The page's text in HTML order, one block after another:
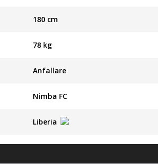
180cm
78kg
Anfallare
Nimba FC
Liberia